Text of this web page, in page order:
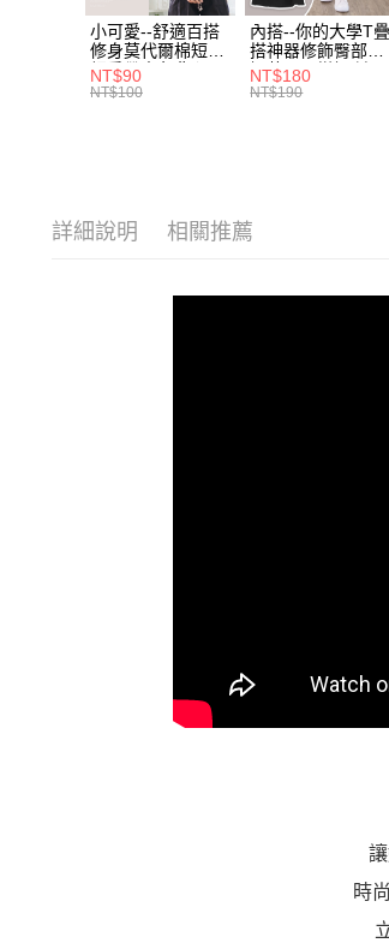
小可愛--舒適百搭
修身莫代爾棉短版
細肩帶素色背心
(白.黑.灰L-2L)-
NT$90
NT$100
內搭--你的大學T疊
搭神器修飾臀部下
擺萬用內搭裙/遮臀
裙(黑2L-6L)-Q155
NT$180
NT$190
詳細說明 相關推薦
時